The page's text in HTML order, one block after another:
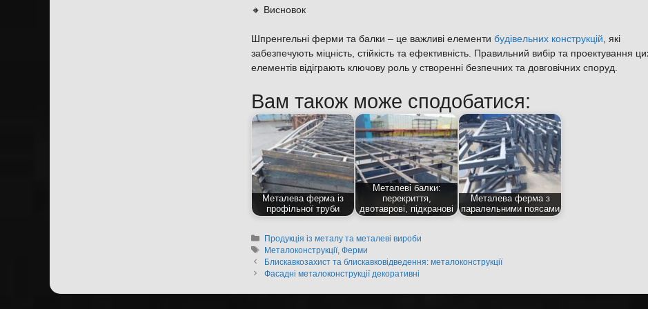
🔸 Висновок
Шпренгельні ферми та балки – це важливі елементи будівельних конструкцій , які
забезпечують міцність, стійкість та ефективність. Правильний вибір та проектування
елементів відіграють ключову роль у створенні безпечних та довговічних споруд.
Вам також може сподобатися:
Металева ферма із
профільної труби
Металеві балки:
перекриття,
двотаврові, підкранові
Металева ферма з
паралельними поясами
Категорії
Продукція із металу та металеві вироби
Позначки
Металоконструкції,Ферми
Блискавкозахист та блискавковідведення: металоконструкції
Фасадні металоконструкції декоративні